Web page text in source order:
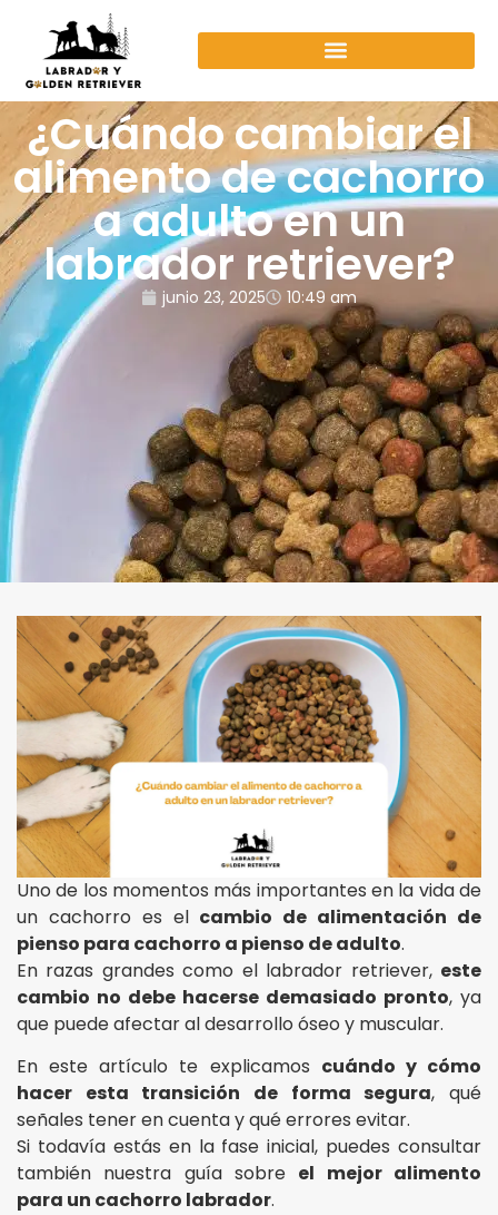
¿Cuándo cambiar el
alimento de cachorro
a adulto en un
labrador retriever?
junio 23, 2025 10:49 am
Uno de los momentos más importantes en la vida de
un cachorro es el cambio de alimentación de
pienso para cachorro a pienso de adulto.
En razas grandes como el labrador retriever, este
cambio no debe hacerse demasiado pronto, ya
que puede afectar al desarrollo óseo y muscular.
En este artículo te explicamos cuándo y cómo
hacer esta transición de forma segura, qué
señales tener en cuenta y qué errores evitar.
Si todavía estás en la fase inicial, puedes consultar
también nuestra guía sobre el mejor alimento
para un cachorro labrador.